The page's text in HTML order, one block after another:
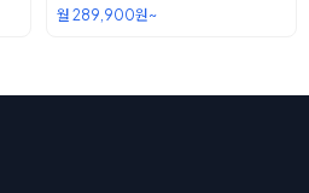
월 289,900원~